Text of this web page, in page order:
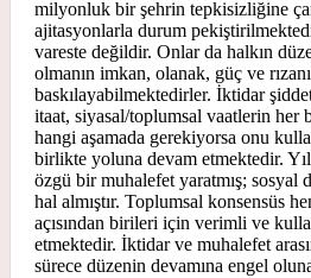
milyonluk bir şehrin tepkisizliğine
ajitasyonlarla durum
vareste değildir. Onlar da halkın
olmanın imkan, olanak, güç ve
baskılayabilmektedirler. İktidar
itaat, siyasal/toplumsal vaatlerin her
hangi aşamada gerekiyorsa onu
birlikte yoluna devam etmektedir.
özgü bir muhalefet yaratmış; sosyal
hal almıştır. Toplumsal konsensüs
açısından birileri için verimli ve
etmektedir. İktidar ve muhalefet
sürece düzenin devamına engel